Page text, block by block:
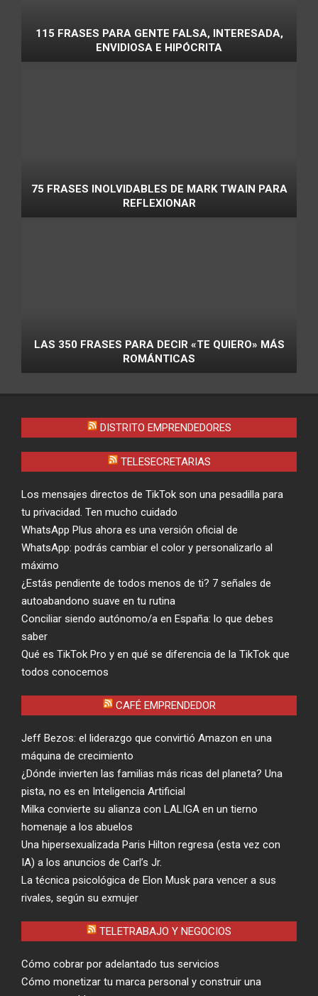
115 FRASES PARA GENTE FALSA, INTERESADA,
ENVIDIOSA E HIPÓCRITA
75 FRASES INOLVIDABLES DE MARK TWAIN PARA
REFLEXIONAR
LAS 350 FRASES PARA DECIR «TE QUIERO» MÁS
ROMÁNTICAS
DISTRITO EMPRENDEDORES
TELESECRETARIAS
Los mensajes directos de TikTok son una pesadilla para
tu privacidad. Ten mucho cuidado
WhatsApp Plus ahora es una versión oficial de
WhatsApp: podrás cambiar el color y personalizarlo al
máximo
¿Estás pendiente de todos menos de ti? 7 señales de
autoabandono suave en tu rutina
Conciliar siendo autónomo/a en España: lo que debes
saber
Qué es TikTok Pro y en qué se diferencia de la TikTok que
todos conocemos
CAFÉ EMPRENDEDOR
Jeff Bezos: el liderazgo que convirtió Amazon en una
máquina de crecimiento
¿Dónde invierten las familias más ricas del planeta? Una
pista, no es en Inteligencia Artificial
Milka convierte su alianza con LALIGA en un tierno
homenaje a los abuelos
Una hipersexualizada Paris Hilton regresa (esta vez con
IA) a los anuncios de Carl’s Jr.
La técnica psicológica de Elon Musk para vencer a sus
rivales, según su exmujer
TELETRABAJO Y NEGOCIOS
Cómo cobrar por adelantado tus servicios
Cómo monetizar tu marca personal y construir una